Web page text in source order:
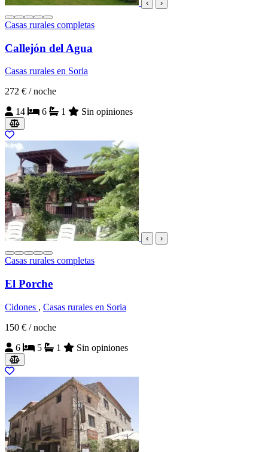
‹ ›
Casas rurales completas
Callejón del Agua
Casas rurales en Soria
272 € / noche
14
6 1 Sin opiniones
‹ ›
Casas rurales completas
El Porche
Cidones , Casas rurales en Soria
150 € / noche
6
5 1 Sin opiniones